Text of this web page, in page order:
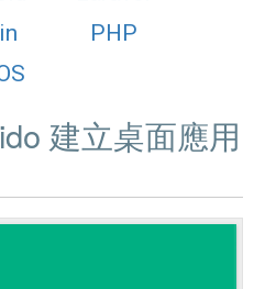
PHP
建立桌面應用